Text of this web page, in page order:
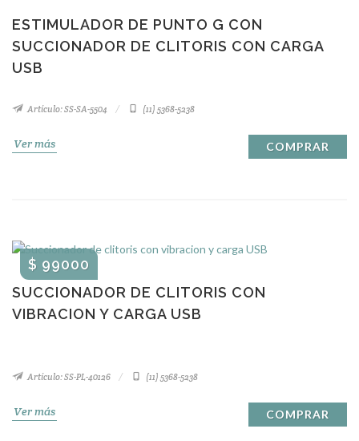
ESTIMULADOR DE PUNTO G CON
SUCCIONADOR DE CLITORIS CON CARGA
USB
Artículo: SS-SA-5504 (11) 5368-5238
Ver más COMPRAR
SUCCIONADOR DE CLITORIS CON
VIBRACION Y CARGA USB
$ 99000
Artículo: SS-PL-40126 (11) 5368-5238
Ver más COMPRAR